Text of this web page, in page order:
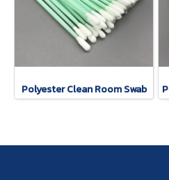
Polyester Clean Room Swab